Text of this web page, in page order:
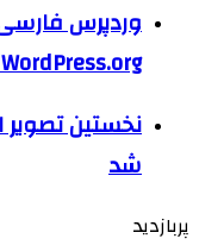
WordPress.org فارسی
نخستین تصویر
شد
پربازدید